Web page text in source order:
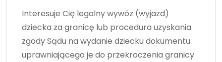
Interesuje Cię legalny wywóz (wyjazd)
dziecka za granicę lub procedura uzyskania
zgody Sądu na wydanie dziecku dokumentu
uprawniającego je do przekroczenia granicy